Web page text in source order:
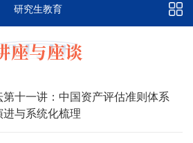
研究生教育
座与座谈
第十一讲：中国资产评估准则体系
进与系统化梳理